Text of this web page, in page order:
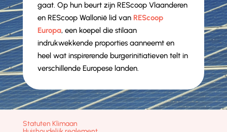
gaat. Op hun beurt zijn REScoop Vlaanderen
en REScoop Wallonië lid van REScoop
Europa, een koepel die stilaan
indrukwekkende proporties aanneemt en
heel wat inspirerende burgerinitiatieven telt in
verschillende Europese landen.
Statuten Klimaan